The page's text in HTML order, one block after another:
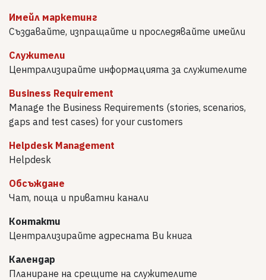
Имейл маркетинг
Създавайте, изпращайте и проследявайте имейли
Служители
Централизирайте информацията за служителите
Business Requirement
Manage the Business Requirements (stories, scenarios,
gaps and test cases) for your customers
Helpdesk Management
Helpdesk
Обсъждане
Чат, поща и приватни канали
Контакти
Централизирайте адресната Ви книга
Календар
Планиране на срещите на служителите